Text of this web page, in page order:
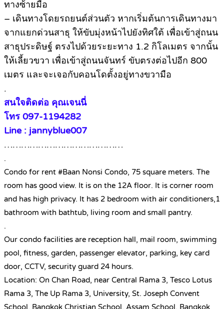
ทางซ้ายมือ
– เดินทางโดยรถยนต์ส่วนตัว หากเริ่มต้นการเดินทางมา
จากแยกด่วนสาธุ ให้ขับมุ่งหน้าไปยังทิศใต้ เพื่อเข้าสู่ถนน
สาธุประดิษฐ์ ตรงไปด้วยระยะทาง 1.2 กิโลเมตร จากนั้น
ให้เลี้ยวขวา เพื่อเข้าสู่ถนนจันทร์ ขับตรงต่อไปอีก 800
เมตร และจะเจอกับคอนโดตั้งอยู่ทางขวามือ
.
สนใจติดต่อ คุณเจนนี่
โทร 097-1194282
Line : jannyblue007
……………………………………
.
Condo for rent #Baan Nonsi Condo, 75 square meters. The
room has good view. It is on the 12A floor. It is corner room
and has high privacy. It has 2 bedroom with air conditioners,1
bathroom with bathtub, living room and small pantry.
.
Our condo facilities are reception hall, mail room, swimming
pool, fitness, garden, passenger elevator, parking, key card
door, CCTV, security guard 24 hours.
Location: On Chan Road, near Central Rama 3, Tesco Lotus
Rama 3, The Up Rama 3, University, St. Joseph Convent
School, Bangkok Christian School, Assam School, Bangkok